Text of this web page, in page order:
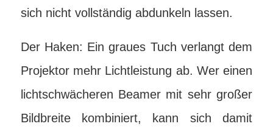
sich nicht vollständig abdunkeln lassen.
Der Haken: Ein graues Tuch verlangt dem
Projektor mehr Lichtleistung ab. Wer einen
lichtschwächeren Beamer mit sehr großer
Bildbreite kombiniert, kann sich damit